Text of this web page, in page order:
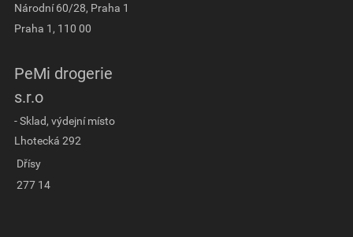
Národní 60/28, Praha 1
Praha 1, 110 00
PeMi drogerie
s.r.o
- Sklad, výdejní místo
Lhotecká 292
Dřísy
277 14